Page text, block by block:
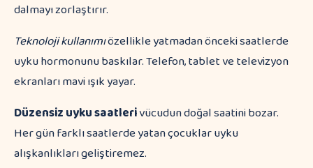
dalmayı zorlaştırır.
Teknoloji kullanımıözellikle yatmadan önceki saatlerde
uyku hormonunu baskılar. Telefon, tablet ve televizyon
ekranları mavi ışık yayar.
Düzensiz uyku saatlerivücudun doğal saatini bozar.
Her gün farklı saatlerde yatan çocuklar uyku
alışkanlıkları geliştiremez.